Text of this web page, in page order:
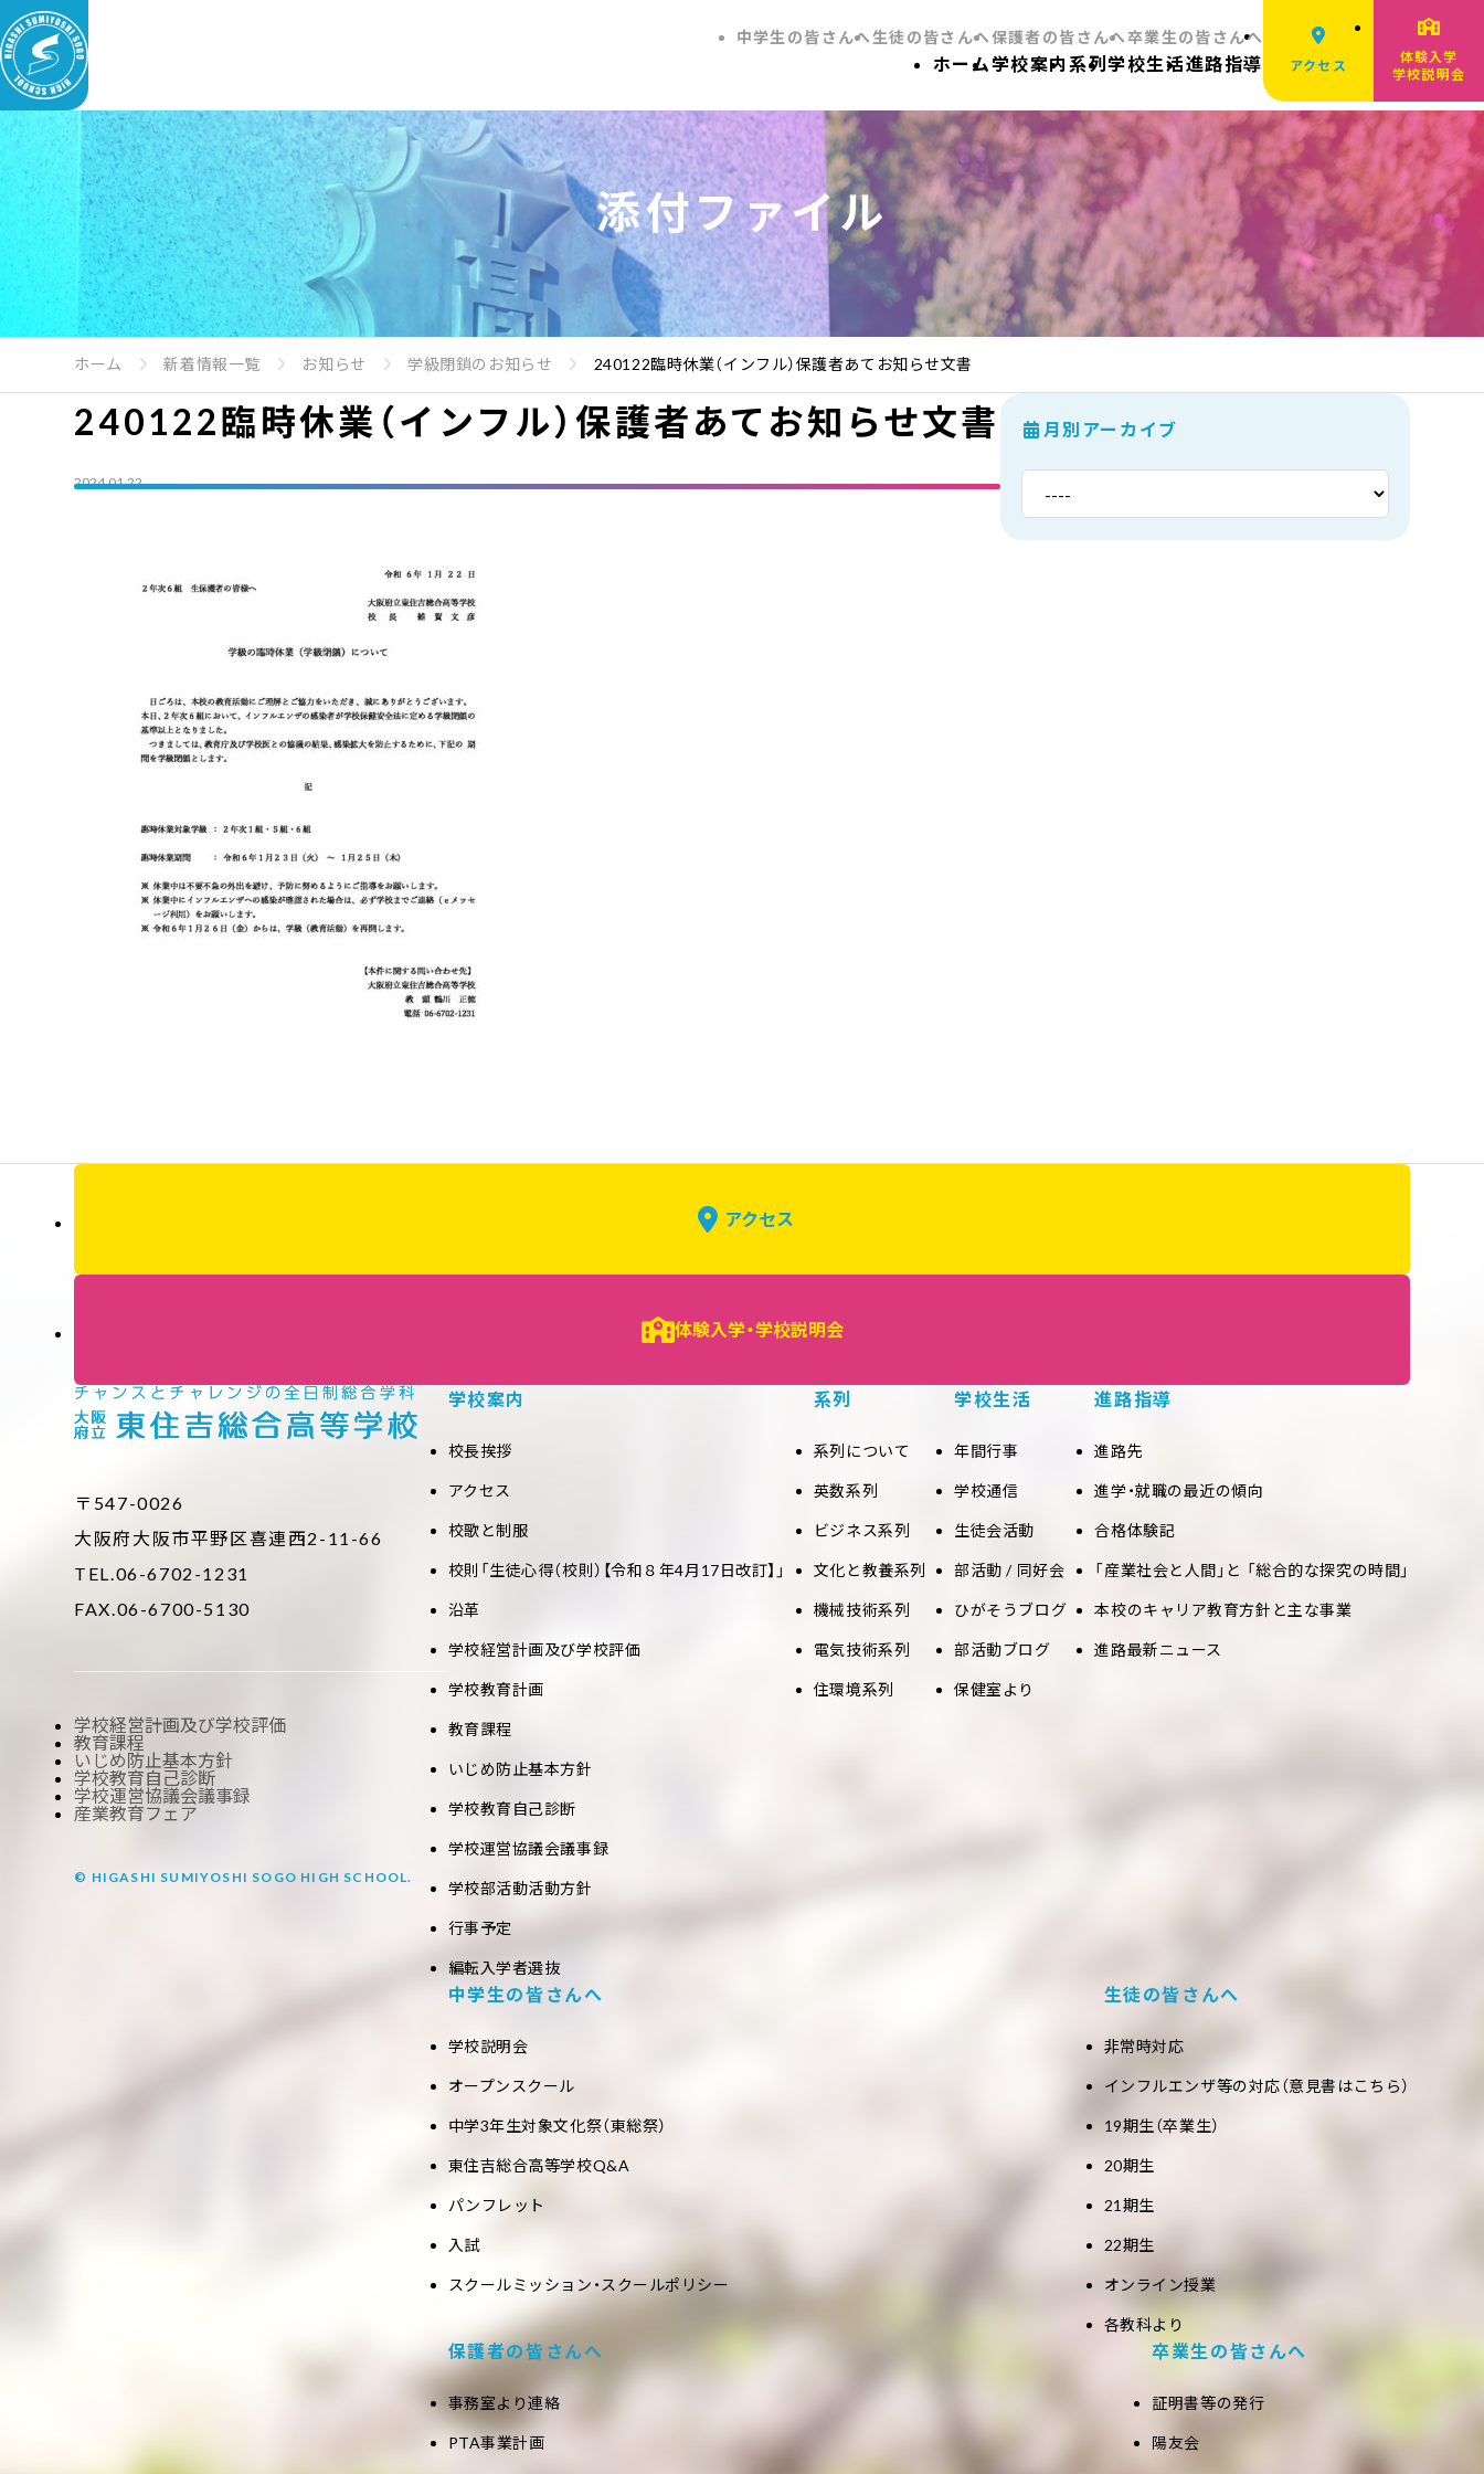
中学生の皆さんへ生徒の皆さんへ保護者の皆さんへ卒業生の皆さんへ
ホーム 学校案内 系列学校生活進路指導 アクセス
体験入学
学校説明会
添付ファイル
ホーム 新着情報一覧 お知らせ 学級閉鎖のお知らせ 240122臨時休業（インフル）保護者あてお知らせ文書
240122臨時休業（インフル）保護者あてお知らせ文書
2024.01.22
月別アーカイブ
アクセス
体験入学・学校説明会
学校案内
校長挨拶
アクセス
校歌と制服
校則「生徒心得（校則）【令和８年4月17日改訂】」
沿革
学校経営計画及び学校評価
学校教育計画
教育課程
いじめ防止基本方針
学校教育自己診断
学校運営協議会議事録
学校部活動活動方針
行事予定
編転入学者選抜
系列
系列について
英数系列
ビジネス系列
文化と教養系列
機械技術系列
電気技術系列
住環境系列
学校生活
年間行事
学校通信
生徒会活動
部活動 / 同好会
ひがそうブログ
部活動ブログ
保健室より
進路指導
進路先
進学・就職の最近の傾向
合格体験記
「産業社会と人間」と 「総合的な探究の時間」
本校のキャリア教育方針と主な事業
進路最新ニュース
中学生の皆さんへ
学校説明会
オープンスクール
中学3年生対象文化祭（東総祭）
東住吉総合高等学校Q&A
パンフレット
入試
スクールミッション・スクールポリシー
生徒の皆さんへ
非常時対応
インフルエンザ等の対応（意見書はこちら）
19期生（卒業生）
20期生
21期生
22期生
オンライン授業
各教科より
保護者の皆さんへ
事務室より連絡
PTA事業計画
卒業生の皆さんへ
証明書等の発行
陽友会
〒547-0026
大阪府大阪市平野区喜連西2-11-66
TEL.06-6702-1231
FAX.06-6700-5130
学校経営計画及び学校評価
教育課程
いじめ防止基本方針
学校教育自己診断
学校運営協議会議事録
産業教育フェア
© HIGASHI SUMIYOSHI SOGO HIGH SCHOOL.